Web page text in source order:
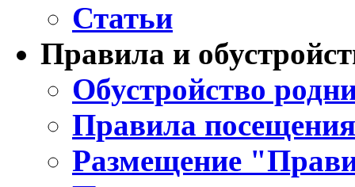
Статьи
Правила и
Обустройство
Правила
Размещение